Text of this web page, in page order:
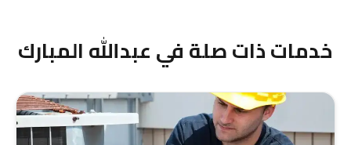
خدمات ذات صلة في عبدالله المبارك